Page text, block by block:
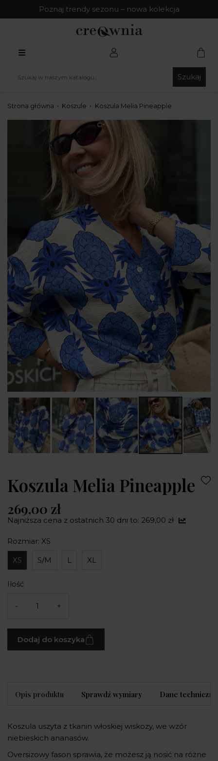
Poznaj trendy sezonu – nowa kolekcja
Szukaj
Strona główna Koszule Koszula Melia Pineapple
Koszula Melia Pineapple
269,00 zł
Najniższa cena z ostatnich 30 dni to: 269,00 zł
Rozmiar: XS
XS S/M L XL
Ilość
- +
Dodaj do koszyka
Opis produktu Sprawdź wymiary Dane techniczne
Koszula uszyta z tkanin włoskiej wiskozy, we wzór
niebieskich ananasów.
Oversizowy fason sprawia, że możesz ją nosić na różne